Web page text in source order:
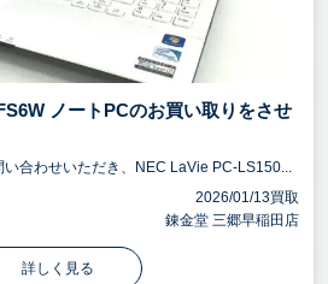
ノートPCのお買い取りをさせ
合わせいただき、NEC LaVie PC-LS150...
2026/01/13買取
錬金堂 三郷早稲田店
詳しく見る